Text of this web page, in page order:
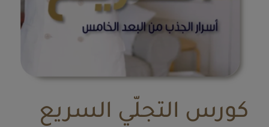
كورس التجلّي السريع